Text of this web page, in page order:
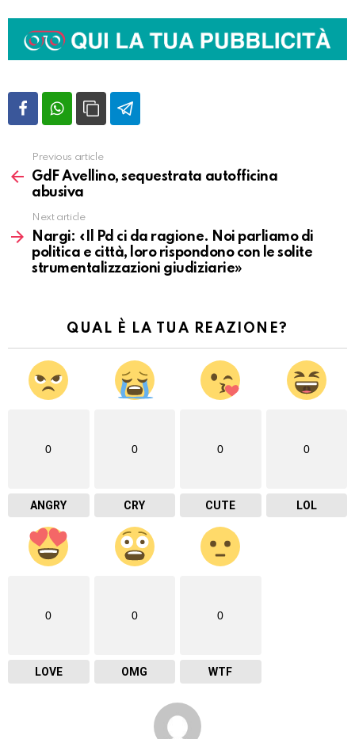
Vedi
altro
Previous article
GdF Avellino, sequestrata autofficina
abusiva
Next article
Nargi: «Il Pd ci da ragione. Noi parliamo di
politica e città, loro rispondono con le solite
strumentalizzazioni giudiziarie»
QUAL È LA TUA REAZIONE?
0
ANGRY
0
CRY
0
CUTE
0
LOL
0
LOVE
0
OMG
0
WTF